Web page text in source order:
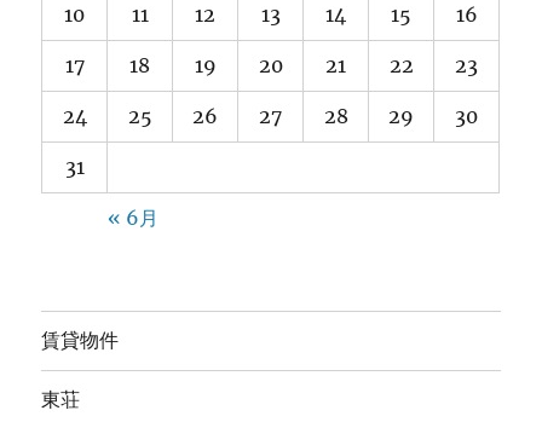
10 11 12 13 14 15 16
17 18 19 20 21 22 23
24 25 26 27 28 29 30
31
« 6月
賃貸物件
東荘